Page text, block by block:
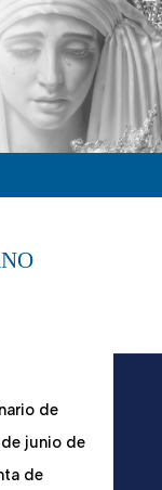
de
junio de
de